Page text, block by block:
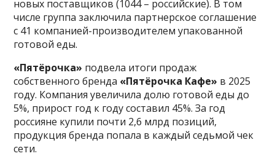
новых поставщиков (1044 – российские). В том
числе группа заключила партнерское соглашение
с 41 компанией-производителем упакованной
готовой еды.
«Пятёрочка» подвела итоги продаж
собственного бренда «Пятёрочка Кафе» в 2025
году. Компания увеличила долю готовой еды до
5%, прирост год к году составил 45%. За год
россияне купили почти 2,6 млрд позиций,
продукция бренда попала в каждый седьмой чек
сети.